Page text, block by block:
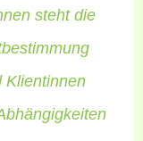
steht die
Klientinnen